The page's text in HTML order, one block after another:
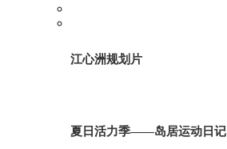
江心洲规划片
夏日活力季——岛居运动日记